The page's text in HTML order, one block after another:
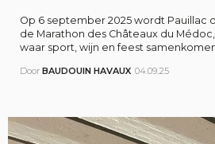
Op 6 september 2025 wordt Pauillac
de Marathon des Châteaux du
waar sport, wijn en feest samenkomen
Door BAUDOUIN HAVAUX 04.09.25